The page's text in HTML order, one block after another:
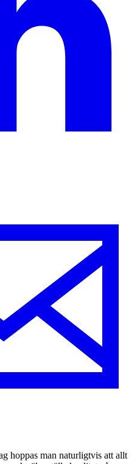
hoppas man naturligtvis att allt